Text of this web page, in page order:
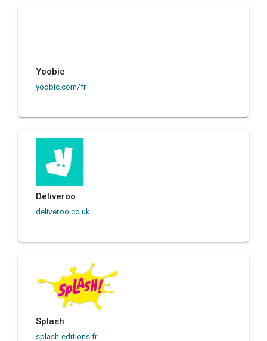
Yoobic
yoobic.com/fr
Deliveroo
deliveroo.co.uk
Splash
splash-editions.fr